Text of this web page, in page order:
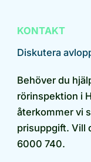
KONTAKT
Diskutera
Behöver du
rörinspektion i
återkommer vi
prisuppgift. Vill
6000 740.